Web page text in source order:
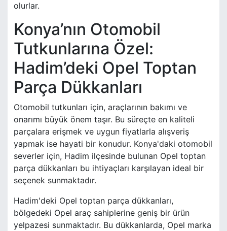
olurlar.
Konya’nın Otomobil
Tutkunlarına Özel:
Hadim’deki Opel Toptan
Parça Dükkanları
Otomobil tutkunları için, araçlarının bakımı ve
onarımı büyük önem taşır. Bu süreçte en kaliteli
parçalara erişmek ve uygun fiyatlarla alışveriş
yapmak ise hayati bir konudur. Konya'daki otomobil
severler için, Hadim ilçesinde bulunan Opel toptan
parça dükkanları bu ihtiyaçları karşılayan ideal bir
seçenek sunmaktadır.
Hadim'deki Opel toptan parça dükkanları,
bölgedeki Opel araç sahiplerine geniş bir ürün
yelpazesi sunmaktadır. Bu dükkanlarda, Opel marka